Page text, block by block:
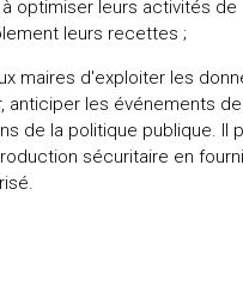
optimiser leurs activités de
leurs recettes ;
maires d'exploiter les
anticiper les événements de
de la politique publique. Il
sécuritaire en